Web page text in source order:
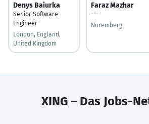
Denys Baiurka
Senior Software
Engineer
London, England,
United Kingdom
Faraz Mazhar
---
Nuremberg
XING – Das Jobs-